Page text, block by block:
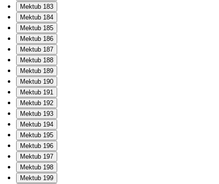
Mektub 183
Mektub 184
Mektub 185
Mektub 186
Mektub 187
Mektub 188
Mektub 189
Mektub 190
Mektub 191
Mektub 192
Mektub 193
Mektub 194
Mektub 195
Mektub 196
Mektub 197
Mektub 198
Mektub 199